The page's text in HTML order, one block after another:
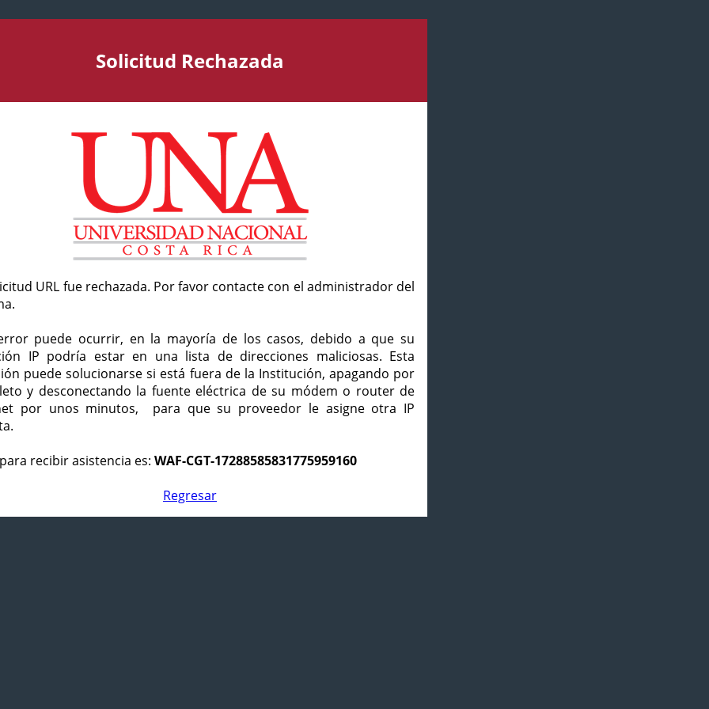
Solicitud Rechazada
URL fue rechazada. Por favor contacte con el administrador del
puede ocurrir, en la mayoría de los casos, debido a que su
IP podría estar en una lista de direcciones maliciosas. Esta
puede solucionarse si está fuera de la Institución, apagando por
y desconectando la fuente eléctrica de su módem o router de
por unos minutos, para que su proveedor le asigne otra IP
recibir asistencia es: WAF-CGT-17288585831775959160
Regresar